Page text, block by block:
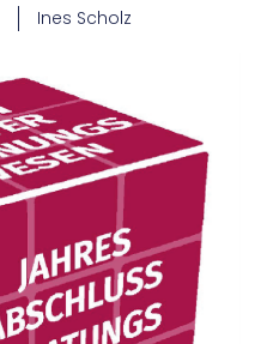
Ines Scholz